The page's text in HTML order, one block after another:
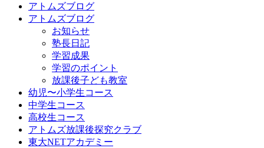
アトムズブログ
アトムズブログ
お知らせ
塾長日記
学習成果
学習のポイント
放課後子ども教室
幼児〜小学生コース
中学生コース
高校生コース
アトムズ放課後探究クラブ
東大NETアカデミー